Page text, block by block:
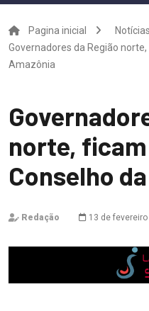
Pagina inicial Notícias
Governadores da Região
Amazônia
norte,
Conselho
Redação 13 de